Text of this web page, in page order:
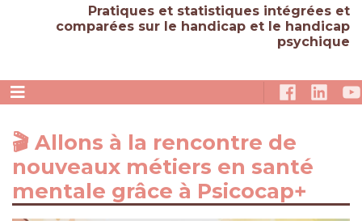
Pratiques et statistiques intégrées et
comparées sur le handicap et le handicap
psychique
🎬 Allons à la rencontre de
nouveaux métiers en santé
mentale grâce à Psicocap+